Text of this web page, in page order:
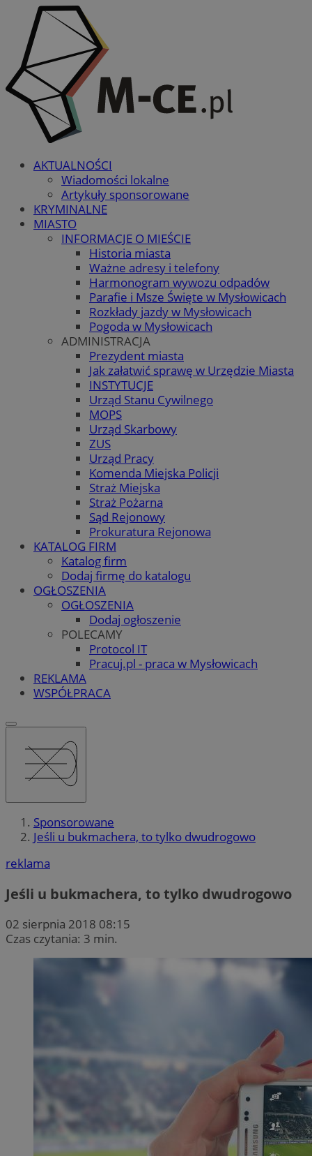
AKTUALNOŚCI
Wiadomości lokalne
Artykuły sponsorowane
KRYMINALNE
MIASTO
INFORMACJE O MIEŚCIE
Historia miasta
Ważne adresy i telefony
Harmonogram wywozu odpadów
Parafie i Msze Święte w Mysłowicach
Rozkłady jazdy w Mysłowicach
Pogoda w Mysłowicach
ADMINISTRACJA
Prezydent miasta
Jak załatwić sprawę w Urzędzie Miasta
INSTYTUCJE
Urząd Stanu Cywilnego
MOPS
Urząd Skarbowy
ZUS
Urząd Pracy
Komenda Miejska Policji
Straż Miejska
Straż Pożarna
Sąd Rejonowy
Prokuratura Rejonowa
KATALOG FIRM
Katalog firm
Dodaj firmę do katalogu
OGŁOSZENIA
OGŁOSZENIA
Dodaj ogłoszenie
POLECAMY
Protocol IT
Pracuj.pl - praca w Mysłowicach
REKLAMA
WSPÓŁPRACA
Sponsorowane
Jeśli u bukmachera, to tylko dwudrogowo
reklama
Jeśli u bukmachera, to tylko dwudrogowo
02 sierpnia 2018 08:15
Czas czytania: 3 min.